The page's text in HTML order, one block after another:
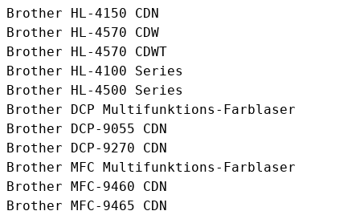
Brother HL-4150 CDN
Brother HL-4570 CDW
Brother HL-4570 CDWT
Brother HL-4100 Series
Brother HL-4500 Series
Brother DCP Multifunktions-Farblaser
Brother DCP-9055 CDN
Brother DCP-9270 CDN
Brother MFC Multifunktions-Farblaser
Brother MFC-9460 CDN
Brother MFC-9465 CDN